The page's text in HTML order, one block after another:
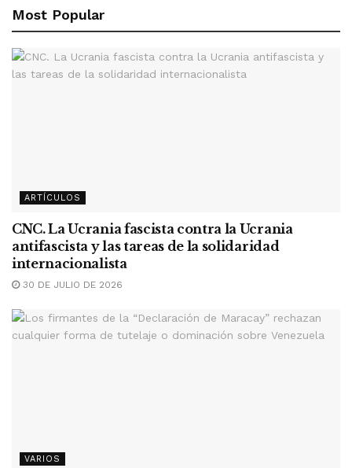
Most Popular
ARTÍCULOS
CNC. La Ucrania fascista contra la Ucrania
antifascista y las tareas de la solidaridad
internacionalista
30 DE JULIO DE 2026
VARIOS